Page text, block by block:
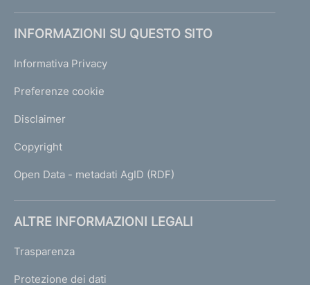
INFORMAZIONI SU QUESTO SITO
Informativa Privacy
Preferenze cookie
Disclaimer
Copyright
Open Data - metadati AgID (RDF)
ALTRE INFORMAZIONI LEGALI
Trasparenza
Protezione dei dati